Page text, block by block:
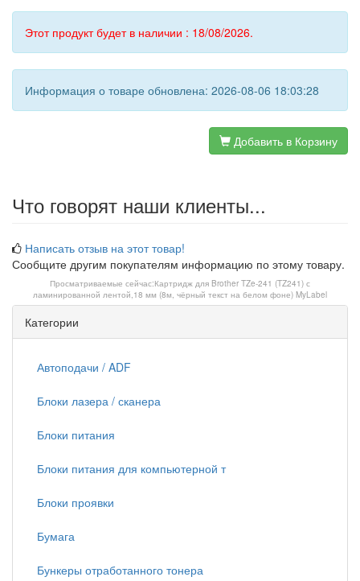
Этот продукт будет в наличии : 18/08/2026.
Информация о товаре обновлена: 2026-08-06 18:03:28
Добавить в Корзину
Что говорят наши клиенты...
Написать отзыв на этот товар!
Сообщите другим покупателям информацию по этому товару.
Просматриваемые сейчас:Картридж для Brother TZe-241 (TZ241) с
ламинированной лентой,18 мм (8м, чёрный текст на белом фоне) MyLabel
Категории
Автоподачи / ADF
Блоки лазера / сканера
Блоки питания
Блоки питания для компьютерной т
Блоки проявки
Бумага
Бункеры отработанного тонера